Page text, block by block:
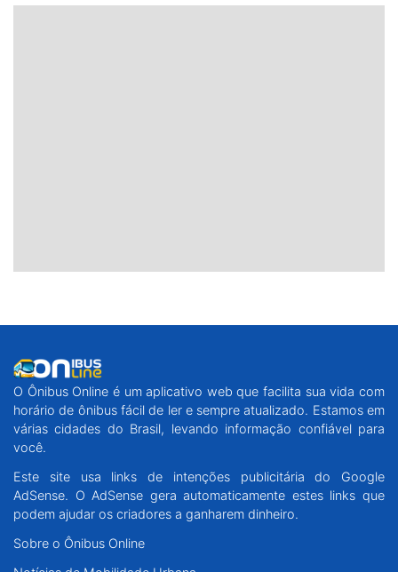
O Ônibus Online é um aplicativo web que facilita sua vida com
horário de ônibus fácil de ler e sempre atualizado. Estamos em
várias cidades do Brasil, levando informação confiável para
você.
Este site usa links de intenções publicitária do Google
AdSense. O AdSense gera automaticamente estes links que
podem ajudar os criadores a ganharem dinheiro.
Sobre o Ônibus Online